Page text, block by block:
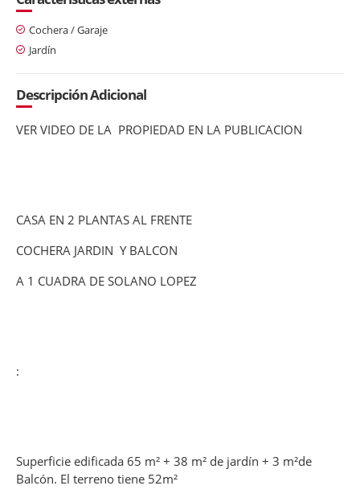
Cochera / Garaje
Jardín
Descripción Adicional
VER VIDEO DE LA PROPIEDAD EN LA PUBLICACION
CASA EN 2 PLANTAS AL FRENTE
COCHERA JARDIN Y BALCON
A 1 CUADRA DE SOLANO LOPEZ
:
Superficie edificada 65 m² + 38 m² de jardín + 3 m²de
Balcón. El terreno tiene 52m²